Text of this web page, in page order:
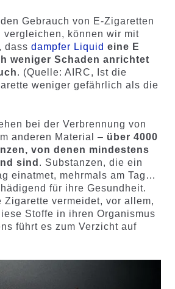
Gebrauch von E-Zigaretten
vergleichen, können wir mit
dass dampfer Liquid eine E
weniger Schaden anrichtet
. (Quelle: AIRC, Ist die
weniger gefährlich als die
bei der Verbrennung von
anderen Material – über 4000
von denen mindestens
sind . Substanzen, die ein
einatmet, mehrmals am Tag…
für ihre Gesundheit.
Zigarette vermeidet, vor allem,
Stoffe in ihren Organismus
führt es zum Verzicht auf